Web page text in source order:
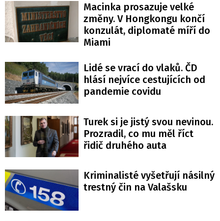
Macinka prosazuje velké
změny. V Hongkongu končí
konzulát, diplomaté míří do
Miami
Lidé se vrací do vlaků. ČD
hlásí nejvíce cestujících od
pandemie covidu
Turek si je jistý svou nevinou.
Prozradil, co mu měl říct
řidič druhého auta
Kriminalisté vyšetřují násilný
trestný čin na Valašsku